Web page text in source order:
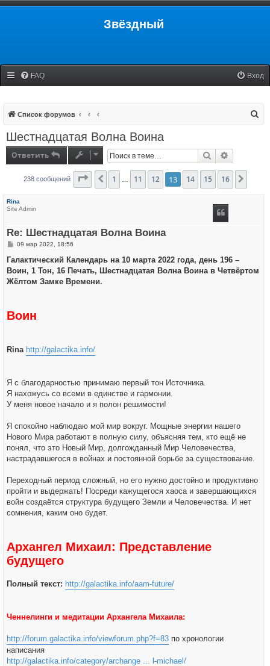
Звёздный
FAQ Вход
Список форумов
Шестнадцатая Волна Воина
Ответить Поиск
238 сообщений Страница13 из 16
Пред.
1 11 12 13 14 15 16
Rina
Site Admin
Re: Шестнадцатая Волна Воина
С
о
щ
е
09 мар 2022, 18:56
Галактический Календарь на 10 марта 2022 года, день 196 –
Воин, 1 Тон, 16 Печать, Шестнадцатая Волна Воина в Четвёртом
Жёлтом Замке Времени.
Воин
Rina http://galactika.info/
Я с благодарностью принимаю первый тон Источника.
Я нахожусь со всеми в единстве и гармонии.
У меня новое начало и я полон решимости!
Я спокойно наблюдаю мой мир вокруг. Мощные энергии нашего
Нового Мира работают в полную силу, объясняя тем, кто ещё не
понял, что это Новый Мир, долгожданный Мир Человечества,
настрадавшегося в войнах и постоянной борьбе за существование.
Переходный период сложный, но его нужно достойно и продуктивно
пройти и выдержать! Посреди кажущегося хаоса и завершающихся
войн создаётся структура будущего Земли и Человечества. И нет
сомнения, каким оно будет.
Архангел Михаил: Представление
будущего
Полный текст: http://galactika.info/aam-future/
Ченнелинги и медитации Архангела Михаила:
http://forum.galactika.info/viewforum.php?f=83 по хронологии
написания
http://galactika.info/category/archange ... l-michael/